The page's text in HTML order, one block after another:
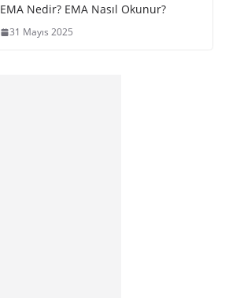
EMA Nedir? EMA Nasıl Okunur?
31 Mayıs 2025